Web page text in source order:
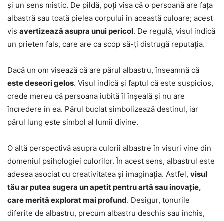
și un sens mistic. De pildă, poți visa că o persoană are fața
albastră sau toată pielea corpului în această culoare; acest
vis avertizează asupra unui pericol. De regulă, visul indică
un prieten fals, care are ca scop să-ți distrugă reputația.
Dacă un om visează că are părul albastru, înseamnă că
este deseori gelos. Visul indică și faptul că este suspicios,
crede mereu că persoana iubită îl înșeală și nu are
încredere în ea. Părul buclat simbolizează destinul, iar
părul lung este simbol al lumii divine.
O altă perspectivă asupra culorii albastre în visuri vine din
domeniul psihologiei culorilor. În acest sens, albastrul este
adesea asociat cu creativitatea și imaginația. Astfel, visul
tău ar putea sugera un apetit pentru artă sau inovație,
care merită explorat mai profund. Desigur, tonurile
diferite de albastru, precum albastru deschis sau închis,